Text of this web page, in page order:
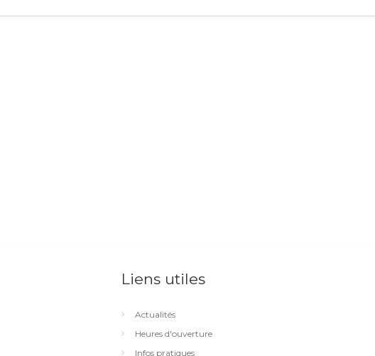
Liens utiles
Actualités
Heures d'ouverture
Infos pratiques